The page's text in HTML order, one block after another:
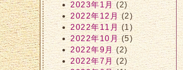
2023年1月(2)
2022年12月(2)
2022年11月(1)
2022年10月(5)
2022年9月(2)
2022年7月(2)